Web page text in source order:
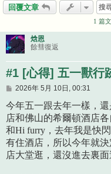
回覆文章
1 篇
焓恩
餘彗復返
#1 [心得] 五一獸行
文
2026年 5月 10日, 00:31
今年五一跟去年一樣，
店和佛山的希爾頓酒店
和Hi furry，去年我是快
有住酒店，所以今年就
店大堂逛，還沒進去裏